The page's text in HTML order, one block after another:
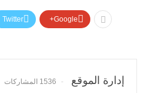
Twitter Google+
إدارة الموقع 1536 المشاركات